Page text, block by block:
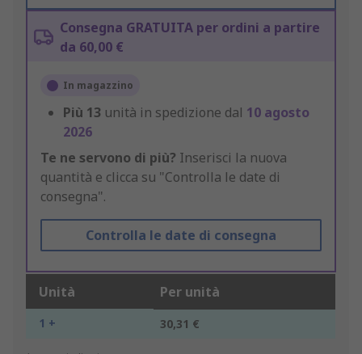
Consegna GRATUITA per ordini a partire
da 60,00 €
In magazzino
Più 13 unità in spedizione dal 10 agosto
2026
Te ne servono di più? Inserisci la nuova
quantità e clicca su "Controlla le date di
consegna".
Controlla le date di consegna
Unità Per unità
1 + 30,31 €